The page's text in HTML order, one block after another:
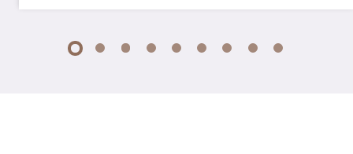
1 2 3 4 5 6 7 8 9